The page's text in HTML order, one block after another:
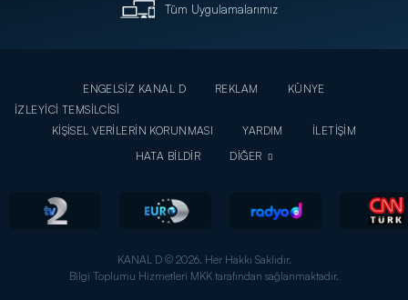
Tüm Uygulamalarımız
ENGELSİZ KANAL D REKLAM
KÜNYE
İZLEYİCİ TEMSİLCİSİ
KİŞİSEL VERİLERİN KORUNMASI
YARDIM
İLETİŞİM
HATA BİLDİR
DİĞER
KANAL D © 2026. Her Hakkı Saklıdır.
Bilgi Toplumu Hizmetleri MKK tarafından sağlanmaktadır.